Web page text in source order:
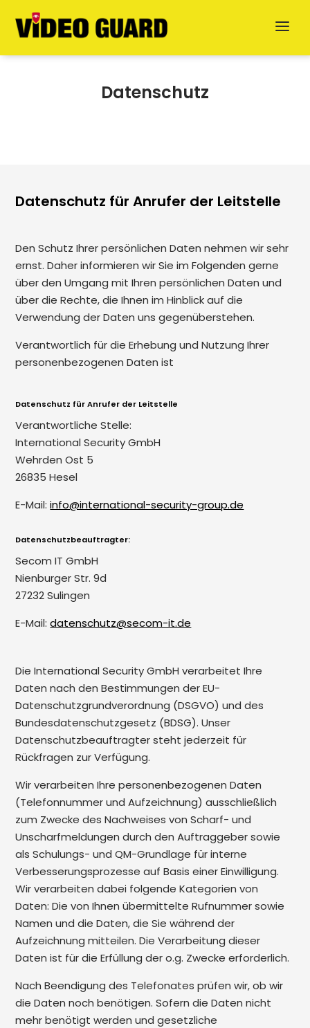
Jetzt anfragen
English
Dansk
Svenska
Datenschutz
Datenschutz für Anrufer der Leitstelle
Den Schutz Ihrer persönlichen Daten nehmen wir sehr
ernst. Daher informieren wir Sie im Folgenden gerne
über den Umgang mit Ihren persönlichen Daten und
über die Rechte, die Ihnen im Hinblick auf die
Verwendung der Daten uns gegenüberstehen.
Verantwortlich für die Erhebung und Nutzung Ihrer
personenbezogenen Daten ist
Datenschutz für Anrufer der Leitstelle
Verantwortliche Stelle:
International Security GmbH
Wehrden Ost 5
26835 Hesel
E-Mail:info@international-security-group.de
Datenschutzbeauftragter:
Secom IT GmbH
Nienburger Str. 9d
27232 Sulingen
E-Mail:datenschutz@secom-it.de
Die International Security GmbH verarbeitet Ihre
Daten nach den Bestimmungen der EU-
Datenschutzgrundverordnung (DSGVO) und des
Bundesdatenschutzgesetz (BDSG). Unser
Datenschutzbeauftragter steht jederzeit für
Rückfragen zur Verfügung.
Wir verarbeiten Ihre personenbezogenen Daten
(Telefonnummer und Aufzeichnung) ausschließlich
zum Zwecke des Nachweises von Scharf- und
Unscharfmeldungen durch den Auftraggeber sowie
als Schulungs- und QM-Grundlage für interne
Verbesserungsprozesse auf Basis einer Einwilligung.
Wir verarbeiten dabei folgende Kategorien von
Daten: Die von Ihnen übermittelte Rufnummer sowie
Namen und die Daten, die Sie während der
Aufzeichnung mitteilen. Die Verarbeitung dieser
Daten ist für die Erfüllung der o.g. Zwecke erforderlich.
Nach Beendigung des Telefonates prüfen wir, ob wir
die Daten noch benötigen. Sofern die Daten nicht
mehr benötigt werden und gesetzliche